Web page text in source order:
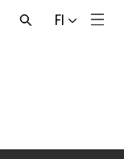
FI
Avaa